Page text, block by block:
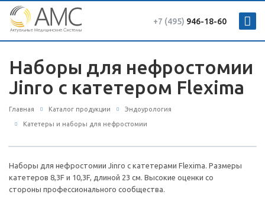
+7 (495) 946-18-60
Наборы для нефростомии
Jinro с катетером Flexima
Главная Каталог продукции Эндоурология
Катетеры и наборы для нефростомии
Наборы для нефростомии Jinro с катетерами Flexima. Размеры
катетеров 8,3F и 10,3F, длиной 23 см. Высокие оценки со
стороны профессионального сообщества.